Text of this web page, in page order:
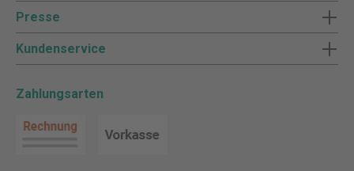
Presse
Kundenservice
Zahlungsarten